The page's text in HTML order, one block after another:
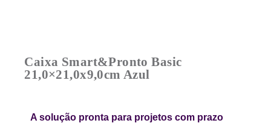
Caixa Smart&Pronto Basic
21,0×21,0x9,0cm Azul
A solução pronta para projetos com prazo